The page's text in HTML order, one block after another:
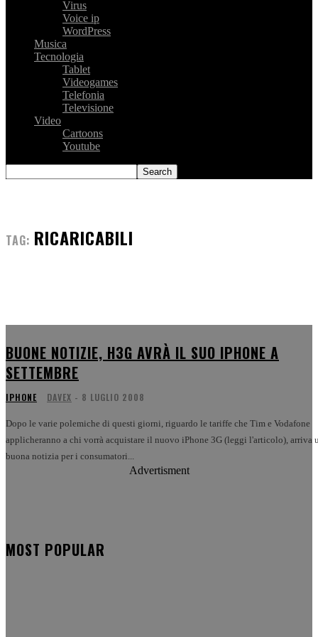
Virus
Voice ip
WordPress
Musica
Tecnologia
Tablet
Videogames
Telefonia
Televisione
Video
Cartoons
Youtube
TAG: RICARICABILI
BUONE NOTIZIE, H3G AVRÀ IL SUO IPHONE A
SETTEMBRE
IPHONE DAVEX - 8 LUGLIO 2008
Dopo le varie polemiche di questi giorni, riguardo le tariffe che Tim e Vodafone
applicheranno a chi vorrà acquistare il nuovo iPhone 3G (leggi l'articolo), arriva
buona notizia per i consumatori...
Advertisment
MOST POPULAR